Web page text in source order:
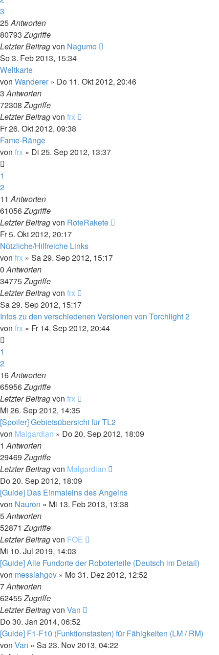
3
25Antworten
80793Zugriffe
Letzter Beitragvon Nagumo
So 3. Feb 2013, 15:34
Weltkarte
von Wanderer » Do 11. Okt 2012, 20:46
3Antworten
72308Zugriffe
Letzter Beitragvon frx
Fr 26. Okt 2012, 09:38
Fame-Ränge
von frx » Di 25. Sep 2012, 13:37
1
2
11Antworten
61056Zugriffe
Letzter Beitragvon RoteRakete
Fr 5. Okt 2012, 20:17
Nützliche/Hilfreiche Links
von frx » Sa 29. Sep 2012, 15:17
0Antworten
34775Zugriffe
Letzter Beitragvon frx
Sa 29. Sep 2012, 15:17
Infos zu den verschiedenen Versionen von Torchlight 2
von frx » Fr 14. Sep 2012, 20:44
1
2
16Antworten
65956Zugriffe
Letzter Beitragvon frx
Mi 26. Sep 2012, 14:35
[Spoiler] Gebietsübersicht für TL2
von Malgardian » Do 20. Sep 2012, 18:09
1Antworten
29469Zugriffe
Letzter Beitragvon Malgardian
Do 20. Sep 2012, 18:09
[Guide] Das Einmaleins des Angelns
von Nauron » Mi 13. Feb 2013, 13:38
5Antworten
52871Zugriffe
Letzter Beitragvon FOE
Mi 10. Jul 2019, 14:03
[Guide] Alle Fundorte der Roboterteile (Deutsch im Detail)
von messiahgov » Mo 31. Dez 2012, 12:52
7Antworten
62455Zugriffe
Letzter Beitragvon Van
Do 30. Jan 2014, 06:52
[Guide] F1-F10 (Funktionstasten) für Fähigkeiten (LM / RM)
von Van » Sa 23. Nov 2013, 04:22